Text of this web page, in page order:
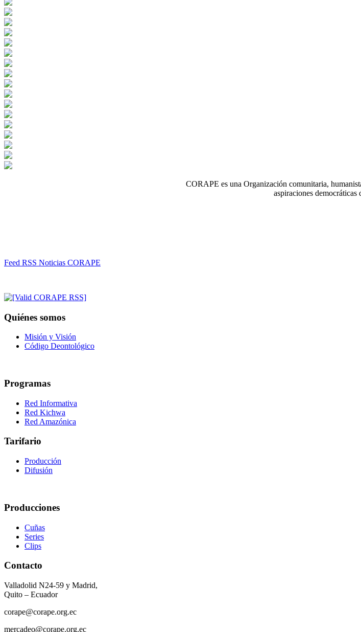
CORAPE es una Organización comunitaria,
aspiraciones democráticas
Feed RSS Noticias CORAPE
Quiénes somos
Misión y Visión
Código Deontológico
Programas
Red Informativa
Red Kichwa
Red Amazónica
Tarifario
Producción
Difusión
Producciones
Cuñas
Series
Clips
Contacto
Valladolid N24-59 y Madrid,
Quito – Ecuador
corape@corape.org.ec
mercadeo@corape.org.ec